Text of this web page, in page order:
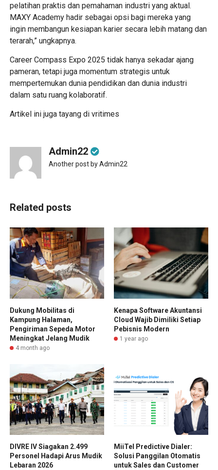
pelatihan praktis dan pemahaman industri yang aktual.
MAXY Academy hadir sebagai opsi bagi mereka yang
ingin membangun kesiapan karier secara lebih matang dan
terarah,” ungkapnya.
Career Compass Expo 2025 tidak hanya sekadar ajang
pameran, tetapi juga momentum strategis untuk
mempertemukan dunia pendidikan dan dunia industri
dalam satu ruang kolaboratif.
Artikel ini juga tayang di vritimes
Admin22
Another post by Admin22
Related posts
Dukung Mobilitas di
Kampung Halaman,
Pengiriman Sepeda Motor
Meningkat Jelang Mudik
4 month ago
Kenapa Software Akuntansi
Cloud Wajib Dimiliki Setiap
Pebisnis Modern
1 year ago
DIVRE IV Siagakan 2.499
Personel Hadapi Arus Mudik
Lebaran 2026
MiiTel Predictive Dialer:
Solusi Panggilan Otomatis
untuk Sales dan Customer